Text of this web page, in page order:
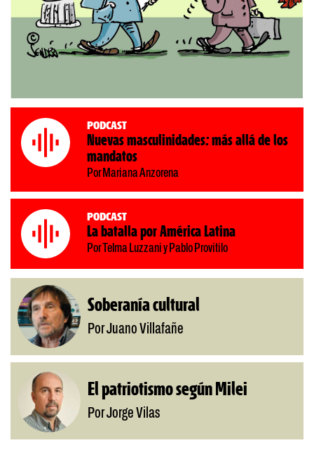
Podcast
Nuevas masculinidades: más allá de los
mandatos
Por Mariana Anzorena
Podcast
La batalla por América Latina
Por Telma Luzzani y Pablo Provitilo
Soberanía cultural
Por Juano Villafañe
El patriotismo según Milei
Por Jorge Vilas